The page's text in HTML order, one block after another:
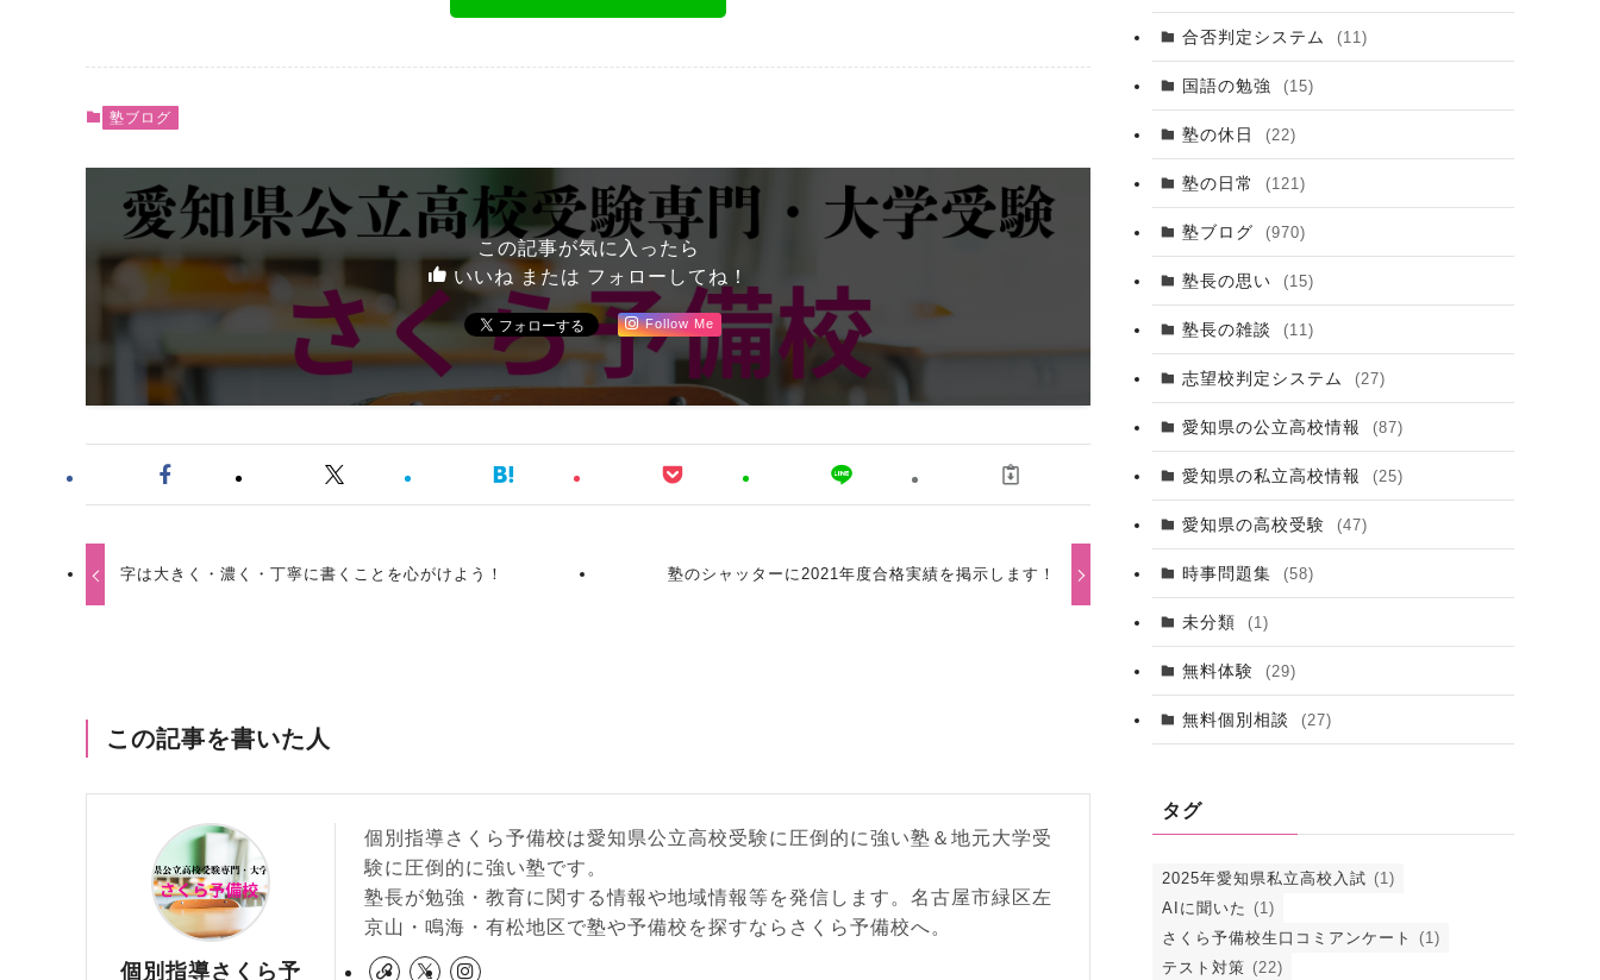
塾ブログ
この記事が気に入ったら
いいね または フォローしてね！
Follow Me
字は大きく・濃く・丁寧に書くことを心がけよう！ 塾のシャッターに2021年度合格実績を掲示します！
この記事を書いた人
個別指導さくら予
個別指導さくら予備校は愛知県公立高校受験に圧倒的に強い塾＆地元大学受
験に圧倒的に強い塾です。
塾長が勉強・教育に関する情報や地域情報等を発信します。名古屋市緑区左
京山・鳴海・有松地区で塾や予備校を探すならさくら予備校へ。
合否判定システム (11)
国語の勉強 (15)
塾の休日 (22)
塾の日常 (121)
塾ブログ (970)
塾長の思い (15)
塾長の雑談 (11)
志望校判定システム (27)
愛知県の公立高校情報 (87)
愛知県の私立高校情報 (25)
愛知県の高校受験 (47)
時事問題集 (58)
未分類 (1)
無料体験 (29)
無料個別相談 (27)
タグ
2025年愛知県私立高校入試 (1)
AIに聞いた (1)
さくら予備校生口コミアンケート
(1)
テスト対策 (22)